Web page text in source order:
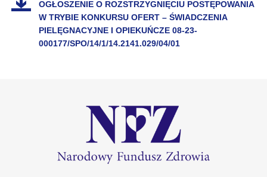
OGŁOSZENIE O ROZSTRZYGNIĘCIU POSTĘPOWANIA
W TRYBIE KONKURSU OFERT – ŚWIADCZENIA
PIELĘGNACYJNE I OPIEKUŃCZE 08-23-
000177/SPO/14/1/14.2141.029/04/01